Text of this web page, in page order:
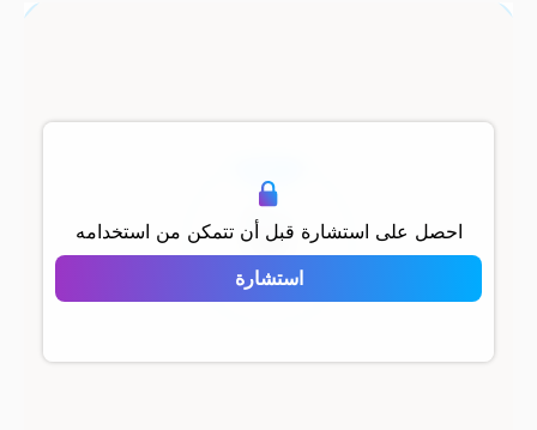
احصل على استشارة قبل أن تتمكن من استخدامه
استشارة
Acar Verde